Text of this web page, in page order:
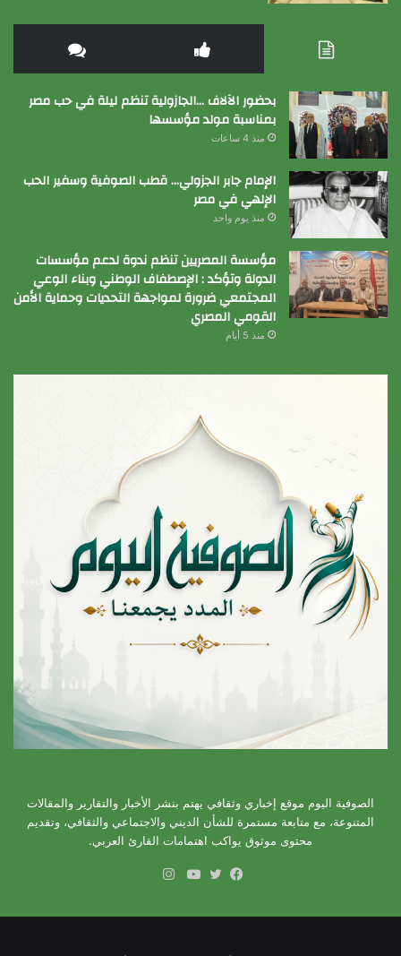
بحضور الآلاف …الجازولية تنظم ليلة في حب مصر
بمناسبة مولد مؤسسها
منذ 4 ساعات
الإمام جابر الجزولي… قطب الصوفية وسفير الحب
الإلهي في مصر
منذ يوم واحد
مؤسسة المصريين تنظم ندوة لدعم مؤسسات
الدولة وتؤكد : الإصطفاف الوطني وبناء الوعي
المجتمعي ضرورة لمواجهة التحديات وحماية الأمن
القومي المصري
منذ 5 أيام
الصوفية اليوم موقع إخباري وثقافي يهتم بنشر الأخبار والتقارير والمقالات
المتنوعة، مع متابعة مستمرة للشأن الديني والاجتماعي والثقافي، وتقديم
محتوى موثوق يواكب اهتمامات القارئ العربي.